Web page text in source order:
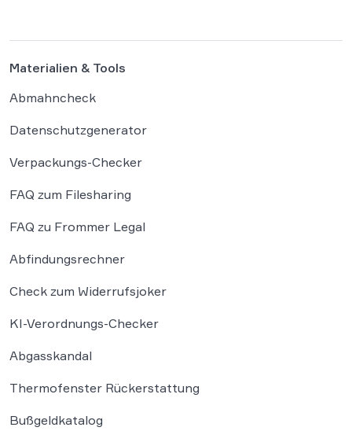
Materialien & Tools
Abmahncheck
Datenschutzgenerator
Verpackungs-Checker
FAQ zum Filesharing
FAQ zu Frommer Legal
Abfindungsrechner
Check zum Widerrufsjoker
KI-Verordnungs-Checker
Abgasskandal
Thermofenster Rückerstattung
Bußgeldkatalog